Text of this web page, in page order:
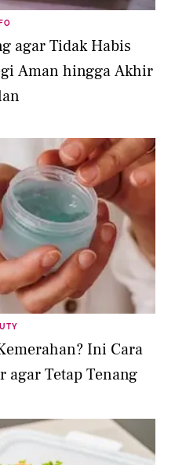
agar Tidak Habis
Aman hingga Akhir
Ini Cara
agar Tetap Tenang